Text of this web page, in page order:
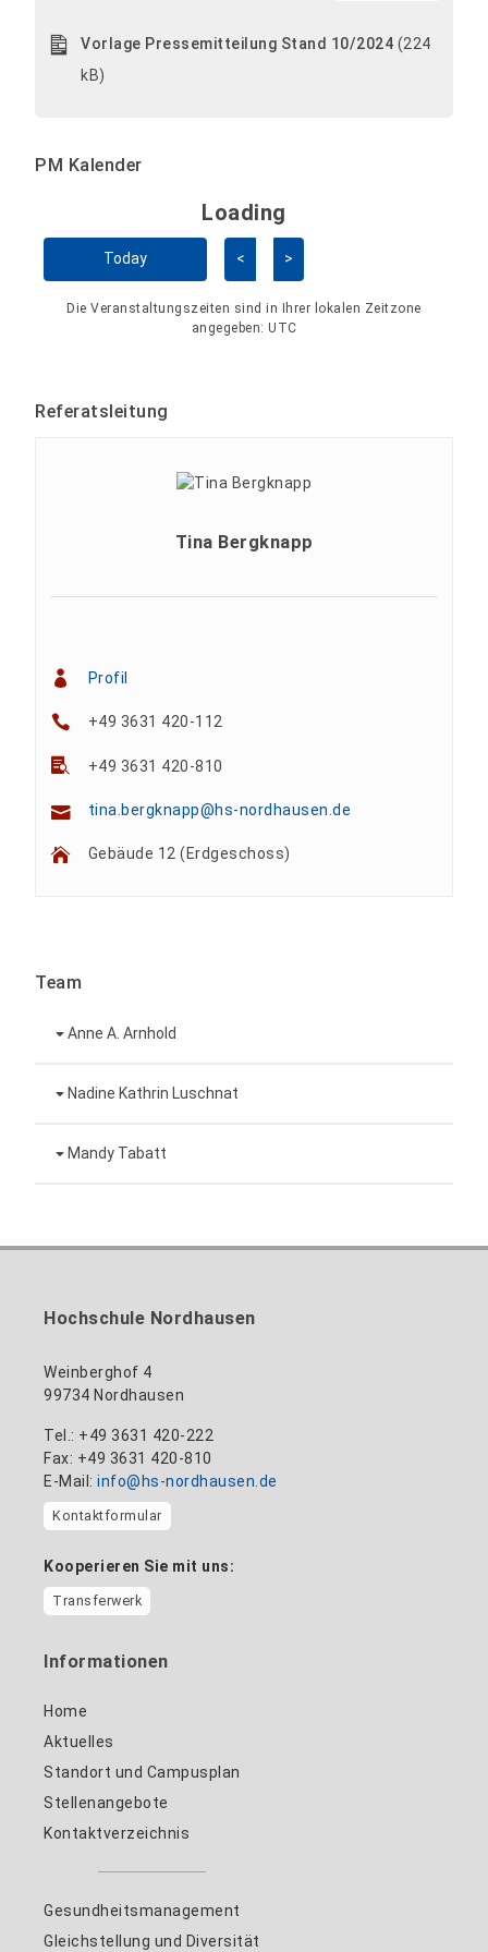
Vorlage Pressemitteilung Stand 10/2024 (224
kB)
PM Kalender
Kalender überspringen
Loading - current view is
Loading
Today < >
Die Veranstaltungszeiten sind in Ihrer lokalen Zeitzone
angegeben: UTC
Referatsleitung
Tina Bergknapp
Profil
+49 3631 420-112
+49 3631 420-810
tina.bergknapp@hs-nordhausen.de
Gebäude 12 (Erdgeschoss)
Team
Anne A. Arnhold
Technische Mitarbeiterin
+49 3631 420-151
anne-ariane.arnhold@hs-nordhausen.de
Nadine Kathrin Luschnat
Leiterin Hochschulmarketing
Gebäude 12 (Erdgeschoss)
Mandy Tabatt
mandy.tabatt@hs-nordhausen.de
Gebäude 11, Raum 11.0101
Hochschule Nordhausen
Weinberghof 4
99734 Nordhausen
Tel.: +49 3631 420-222
Fax: +49 3631 420-810
E-Mail: info@hs-nordhausen.de
Kontaktformular
Kooperieren Sie mit uns:
Transferwerk
Informationen
Home
Aktuelles
Standort und Campusplan
Stellenangebote
Kontaktverzeichnis
Gesundheitsmanagement
Gleichstellung und Diversität